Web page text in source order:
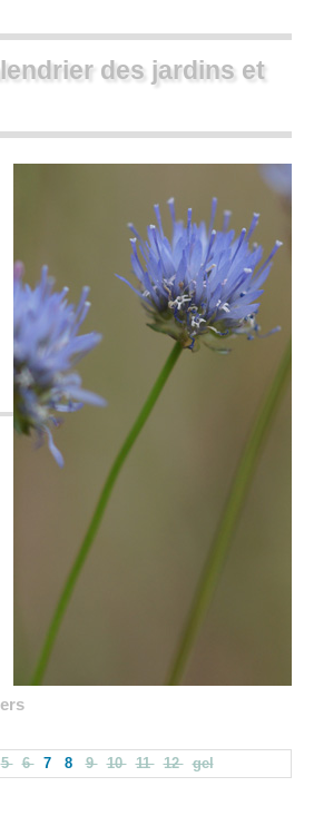
des jardins et
5 6 7 8 9 10 11 12 gel